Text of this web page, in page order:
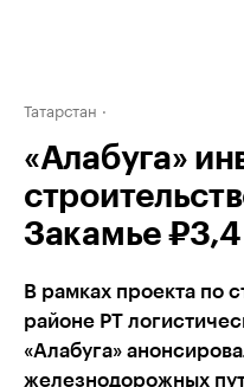
Татарстан
«Алабуга»
Закамье
В рамках проекта по
районе РТ
«Алабуга»
железнодорожных